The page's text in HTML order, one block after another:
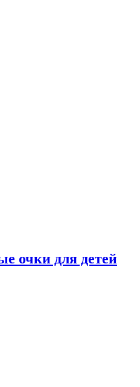
очки для детей